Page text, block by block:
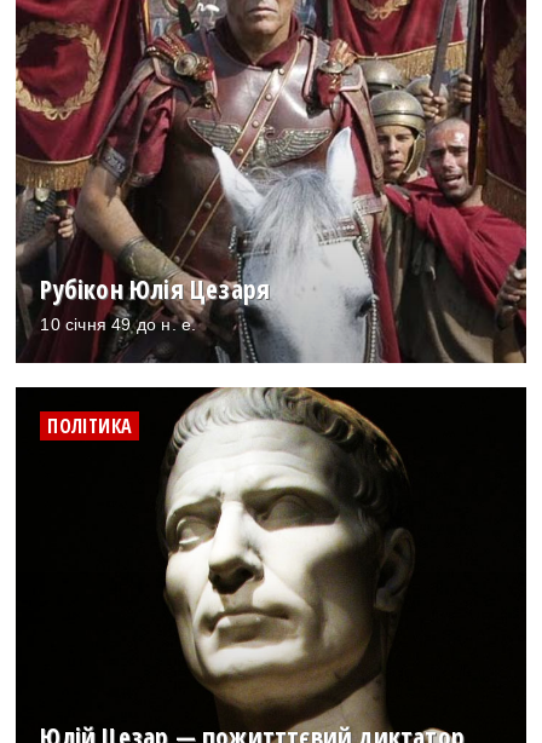
Рубікон Юлія Цезаря
10 січня 49 до н. е.
ПОЛІТИКА